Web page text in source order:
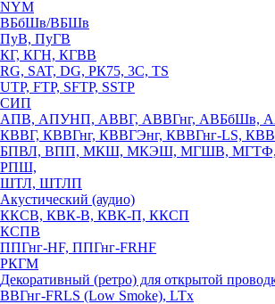
NYM
ВБбШв/ВБШв
ПуВ, ПуГВ
КГ, КГН, КГВВ
RG, SAT, DG, РК75, 3С, TS
UTP, FTP, SFTP, SSTP
СИП
АПВ, АПУНП, АВВГ, АВВГнг, АВБбШв,
КВВГ, КВВГнг, КВВГЭнг, КВВГнг-LS,
БПВЛ, ВПП, МКШ, МКЭШ, МГШВ,
РПШ,
ШТЛ, ШТЛП
Акустический (аудио)
ККСВ, КВК-В, КВК-П, ККСП
КСПВ
ППГнг-HF, ППГнг-FRHF
РКГМ
Декоративный (ретро) для открытой
ВВГнг-FRLS (Low Smoke), LTx